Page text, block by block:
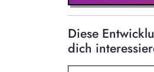
Diese
dich